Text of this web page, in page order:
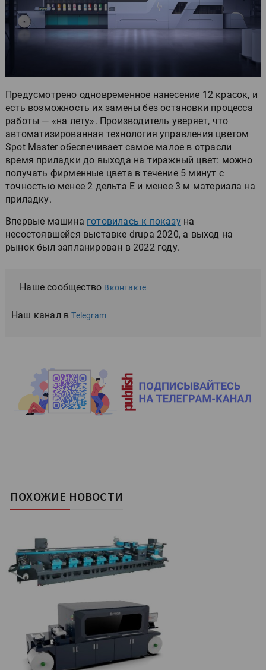
Предусмотрено одновременное нанесение 12 красок, и
есть возможность их замены без остановки процесса
работы — «на лету». Производитель уверяет, что
автоматизированная технология управления цветом
Spot Master обеспечивает самое малое в отрасли
время приладки до выхода на тиражный цвет: можно
получать фирменные цвета в течение 5 минут с
точностью менее 2 дельта E и менее 3 м материала на
приладку.
Впервые машина готовилась к показуна
несостоявшейся выставке drupa 2020, а выход на
рынок был запланирован в 2022 году.
Наше сообщество Вконтакте
Наш канал вTelegram
ПОХОЖИЕ НОВОСТИ